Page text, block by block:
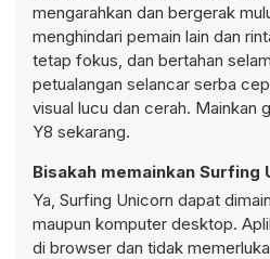
mengarahkan dan bergerak
menghindari pemain lain dan
tetap fokus, dan bertahan
petualangan selancar serba
visual lucu dan cerah. Mainkan
Y8 sekarang.
Bisakah memainkan Surfing
Ya, Surfing Unicorn dapat
maupun komputer desktop.
di browser dan tidak